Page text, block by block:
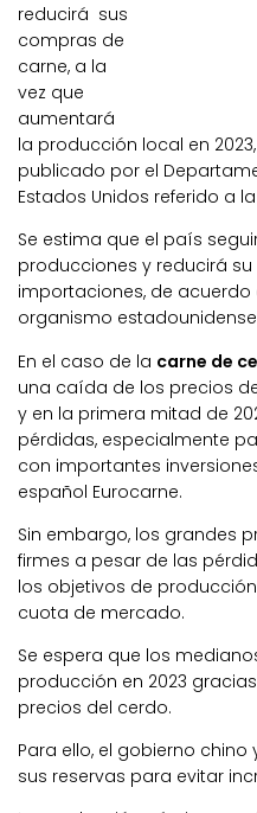
reducirá sus
compras de
carne, a la
vez que
aumentará
la producción local en
publicado por el
Estados Unidos referido a
Se estima que el país
producciones y reducirá
importaciones, de
organismo
En el caso de la carne de
una caída de los precios
y en la primera mitad de
pérdidas, especialmente
con importantes
español Eurocarne.
Sin embargo, los grandes
firmes a pesar de las
los objetivos de
cuota de mercado.
Se espera que los
producción en 2023
precios del cerdo.
Para ello, el gobierno
sus reservas para evitar